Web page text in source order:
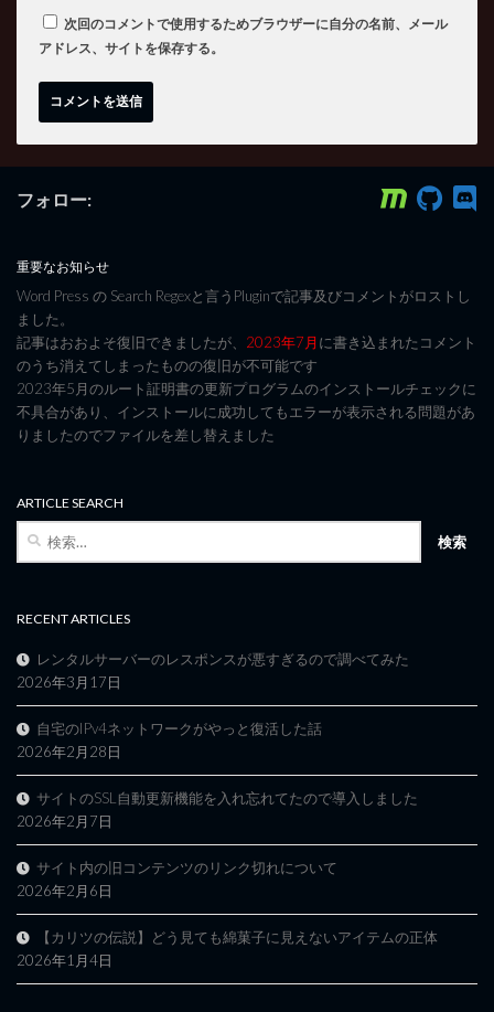
次回のコメントで使用するためブラウザーに自分の名前、メール
アドレス、サイトを保存する。
フォロー:
重要なお知らせ
Word Press の Search Regexと言うPluginで記事及びコメントがロストし
ました。
記事はおおよそ復旧できましたが、 2023年7月に書き込まれたコメント
のうち消えてしまったものの復旧が不可能です
2023年5月のルート証明書の更新プログラムのインストールチェックに
不具合があり、インストールに成功してもエラーが表示される問題があ
りましたのでファイルを差し替えました
ARTICLE SEARCH
RECENT ARTICLES
レンタルサーバーのレスポンスが悪すぎるので調べてみた
2026年3月17日
自宅のIPv4ネットワークがやっと復活した話
2026年2月28日
サイトのSSL自動更新機能を入れ忘れてたので導入しました
2026年2月7日
サイト内の旧コンテンツのリンク切れについて
2026年2月6日
【カリツの伝説】どう見ても綿菓子に見えないアイテムの正体
2026年1月4日